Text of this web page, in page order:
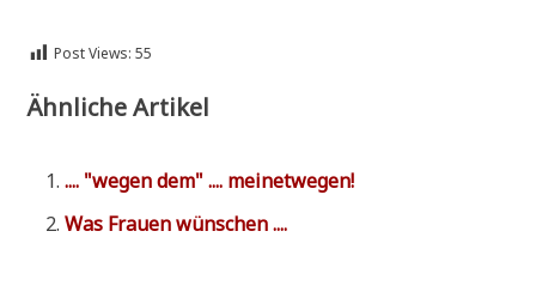
Post Views: 55
Ähnliche Artikel
.... "wegen dem" .... meinetwegen!
Was Frau­en wünschen ....